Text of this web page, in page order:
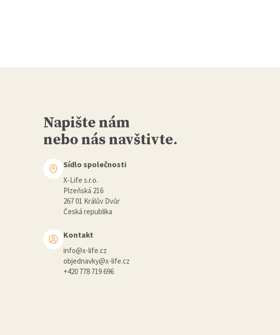
Napište nám
nebo nás navštivte.
Sídlo společnosti
X-Life s.r.o.
Plzeňská 216
267 01 Králův Dvůr
Česká republika
Kontakt
info@x-life.cz
objednavky@x-life.cz
+420 778 719 696